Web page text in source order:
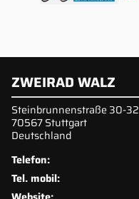
ZWEIRAD WALZ
Steinbrunnenstraße 30-32
70567 Stuttgart
Deutschland
Telefon:
Tel. mobil: